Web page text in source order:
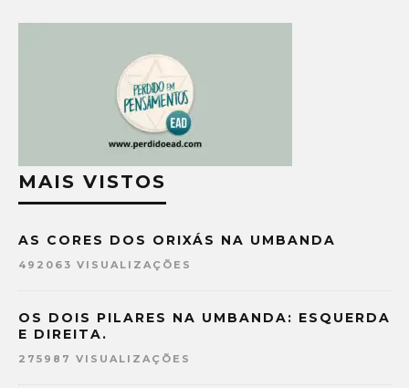
MAIS VISTOS
AS CORES DOS ORIXÁS NA UMBANDA
492063 VISUALIZAÇÕES
OS DOIS PILARES NA UMBANDA: ESQUERDA
E DIREITA.
275987 VISUALIZAÇÕES